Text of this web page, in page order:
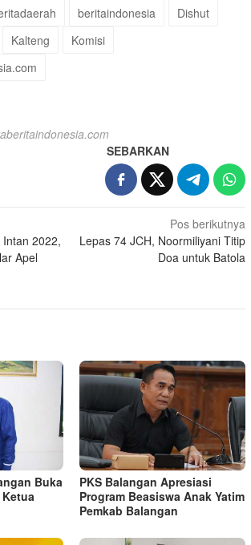
beritaindonesia
Dishut
Kalteng
Komisi
SEBARKAN
2022,
Apel
Pos berikutnya
Lepas 74 JCH, Noormiliyani Titip
Doa untuk Batola
Buka
PKS Balangan Apresiasi
Program Beasiswa Anak Yatim
Pemkab Balangan